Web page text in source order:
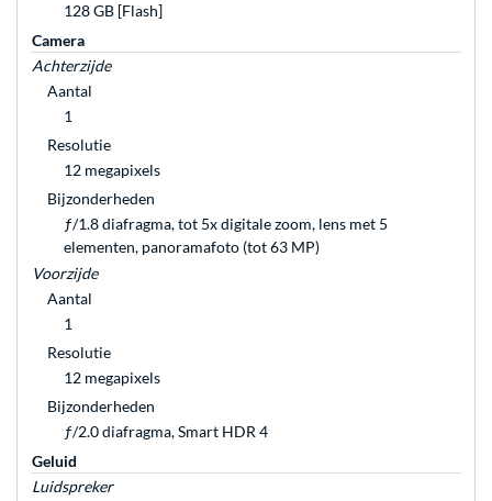
128 GB [Flash]
Camera
Achterzijde
Aantal
1
Resolutie
12 megapixels
Bijzonderheden
ƒ/1.8 diafragma, tot 5x digitale zoom, lens met 5
elementen, panoramafoto (tot 63 MP)
Voorzijde
Aantal
1
Resolutie
12 megapixels
Bijzonderheden
ƒ/2.0 diafragma, Smart HDR 4
Geluid
Luidspreker